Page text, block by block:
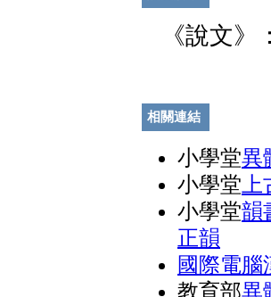
《說文
相關連結
小學堂異
小學堂
小學堂韻
正韻
國際電腦
教育部異